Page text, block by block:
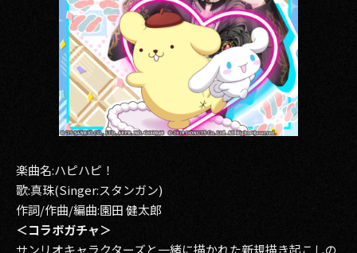
楽曲名:ハピハピ！
歌:真珠(Singer:スタンガン)
作詞/作曲/編曲:園田 健太郎
＜コラボガチャ＞
サンリオキャラクターズと一緒に描かれた新規描き起こしの